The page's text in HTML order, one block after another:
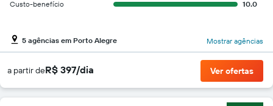
Custo-benefício
10.0
5 agências em Porto Alegre Mostrar agências
a partir deR$ 397/dia Ver ofertas